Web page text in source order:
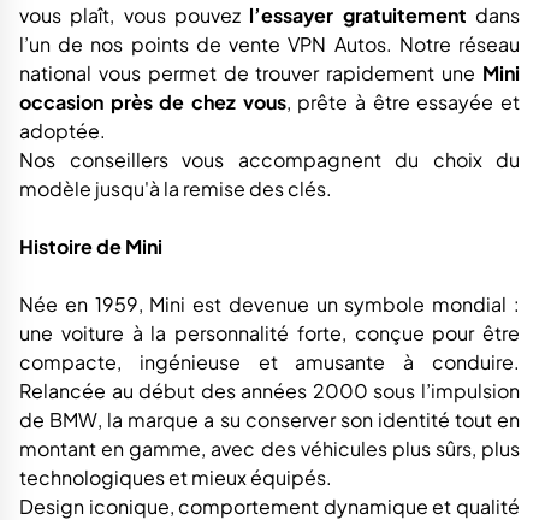
vous plaît, vous pouvez l’essayer gratuitement dans
l’un de nos points de vente VPN Autos. Notre réseau
national vous permet de trouver rapidement une Mini
occasion près de chez vous, prête à être essayée et
adoptée.
Nos conseillers vous accompagnent du choix du
modèle jusqu'à la remise des clés.
Histoire de Mini
Née en 1959, Mini est devenue un symbole mondial :
une voiture à la personnalité forte, conçue pour être
compacte, ingénieuse et amusante à conduire.
Relancée au début des années 2000 sous l’impulsion
de BMW, la marque a su conserver son identité tout en
montant en gamme, avec des véhicules plus sûrs, plus
technologiques et mieux équipés.
Design iconique, comportement dynamique et qualité